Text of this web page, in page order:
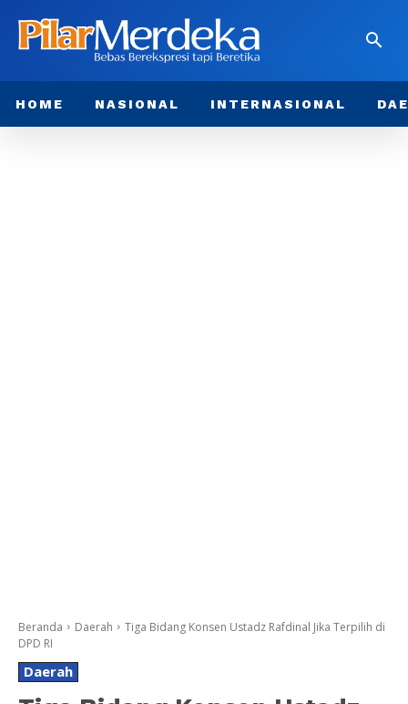
HOME NASIONAL INTERNASIONAL
Beranda Daerah
Tiga Bidang Konsen Ustadz Rafdinal Jika Terpilih di
DPD RI
Daerah